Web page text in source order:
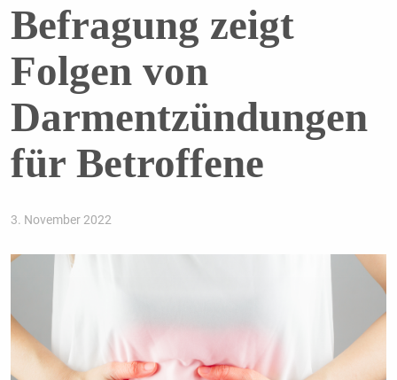
Befragung zeigt
Folgen von
Darmentzündungen
für Betroffene
3. November 2022